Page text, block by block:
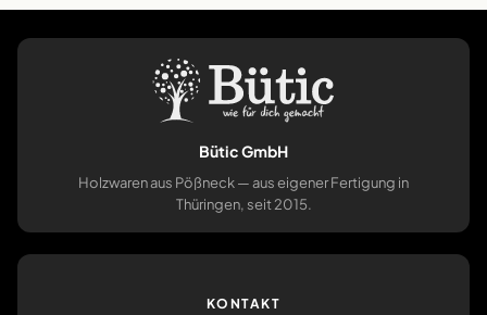
Bütic GmbH
Holzwaren aus Pößneck — aus eigener Fertigung in
Thüringen, seit 2015.
KONTAKT